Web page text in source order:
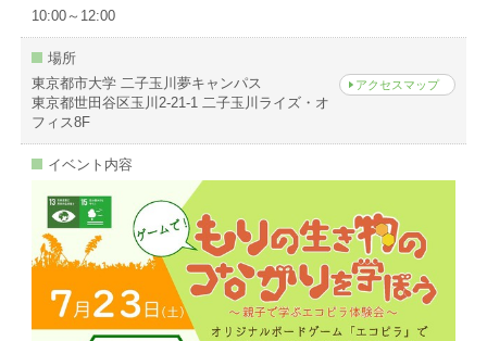
10:00～12:00
場所
アクセスマップ
東京都市大学 二子玉川夢キャンパス
東京都世田谷区玉川2-21-1 二子玉川ライズ・オ
フィス8F
イベント内容